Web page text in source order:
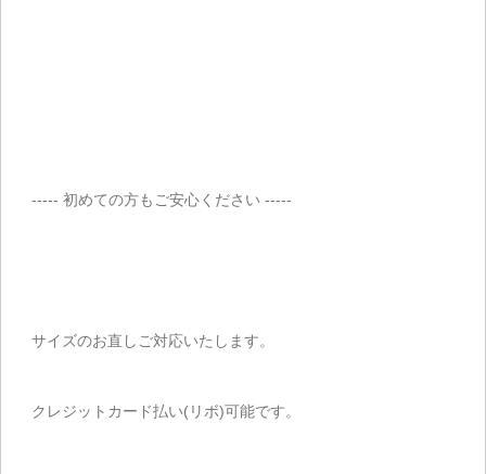
----- 初めての方もご安心ください -----
サイズのお直しご対応いたします。
クレジットカード払い(リボ)可能です。